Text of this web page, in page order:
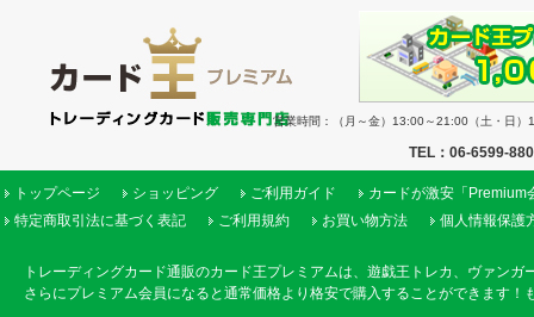
営業時間：（月～金）13:00～21:00（土・日
TEL：06-6599-
トップページ ショッピング ご利用ガイド
カードが激安「Premium
特定商取引法に基づく表記
ご利用規約 お買い物方法 個人情報保護
トレーディングカード通販のカード王プレミアムは、遊戯王トレカ、ヴァン
さらにプレミアム会員になると通常価格より格安で購入することができます